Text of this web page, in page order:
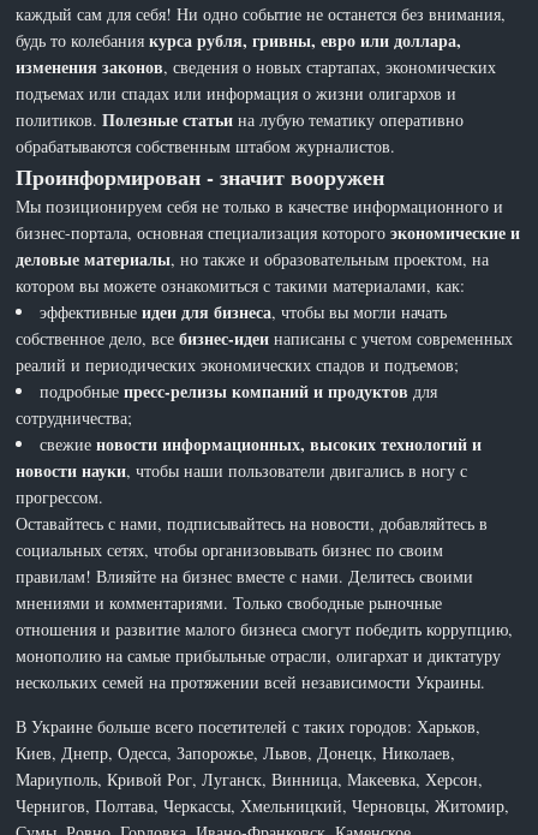
каждый сам для себя! Ни одно событие не останется без внимания,
будь то колебаниякурса рубля, гривны, евро или доллара,
изменения законов, сведения о новых стартапах, экономических
подъемах или спадах или информация о жизни олигархов и
политиков.Полезные статьи на лубую тематику оперативно
обрабатываются собственным штабом журналистов.
Проинформирован - значит вооружен
Мы позиционируем себя не только в качестве информационного и
бизнес-портала, основная специализация которогоэкономические и
деловые материалы, но также и образовательным проектом, на
котором вы можете ознакомиться с такими материалами, как:
эффективныеидеи для бизнеса, чтобы вы могли начать
собственное дело, всебизнес-идеи написаны с учетом современных
реалий и периодических экономических спадов и подъемов;
подробныепресс-релизы компаний и продуктов для
сотрудничества;
свежиеновости информационных, высоких технологий и
новости науки, чтобы наши пользователи двигались в ногу с
прогрессом.
Оставайтесь с нами, подписывайтесь на новости, добавляйтесь в
социальных сетях, чтобы организовывать бизнес по своим
правилам! Влияйте на бизнес вместе с нами. Делитесь своими
мнениями и комментариями. Только свободные рыночные
отношения и развитие малого бизнеса смогут победить коррупцию,
монополию на самые прибыльные отрасли, олигархат и диктатуру
нескольких семей на протяжении всей независимости Украины.
В Украине больше всего посетителей с таких городов: Харьков,
Киев, Днепр, Одесса, Запорожье, Львов, Донецк, Николаев,
Мариуполь, Кривой Рог, Луганск, Винница, Макеевка, Херсон,
Чернигов, Полтава, Черкассы, Хмельницкий, Черновцы, Житомир,